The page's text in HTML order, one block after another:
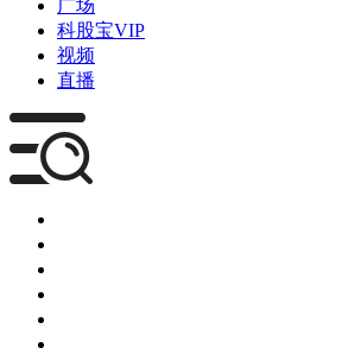
广场
科股宝VIP
视频
直播